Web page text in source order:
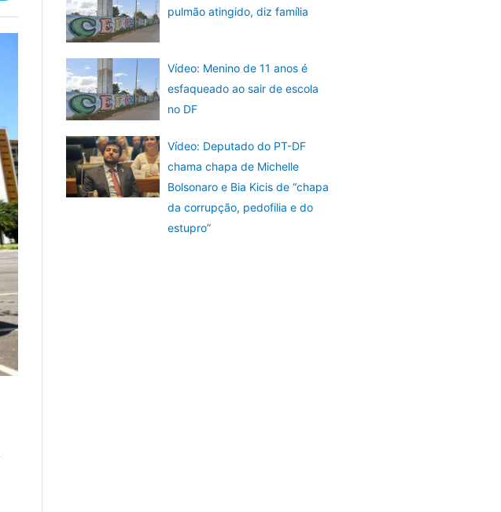
pulmão atingido, diz família
Vídeo: Menino de 11 anos é
esfaqueado ao sair de escola
no DF
Vídeo: Deputado do PT-DF
chama chapa de Michelle
Bolsonaro e Bia Kicis de “chapa
da corrupção, pedofilia e do
estupro”